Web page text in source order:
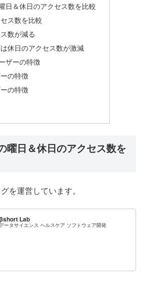
日＆休日のアクセス数を比較
ス数を比較
数が減る
休日のアクセス数が激減
ザーの特徴
の特徴
の特徴
曜日＆休日のアクセス数を
を運営しています。
βshort Lab
ータサイエンス ヘルスケア ソフトウェア開発